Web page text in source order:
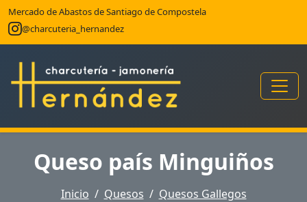
Mercado de Abastos de Santiago de Compostela
@charcuteria_hernandez
Queso país Minguiños
Inicio Quesos
Quesos Gallegos